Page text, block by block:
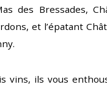
des Bressades,
et l’épatant
vins, ils vous